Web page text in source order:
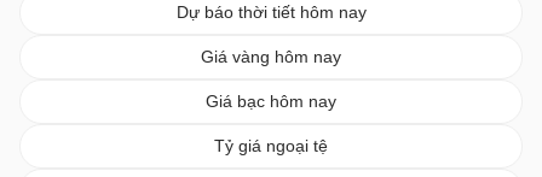
Dự báo thời tiết hôm nay
Giá vàng hôm nay
Giá bạc hôm nay
Tỷ giá ngoại tệ